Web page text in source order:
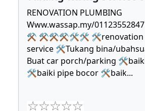
RENOVATION PLUMBING
Www.wassap.my/
⚒ ⚒⚒⚒🛠🛠 🛠renovation
service 🛠Tukang bina/
Buat car porch/parking
🛠baiki pipe bocor 🛠baik...